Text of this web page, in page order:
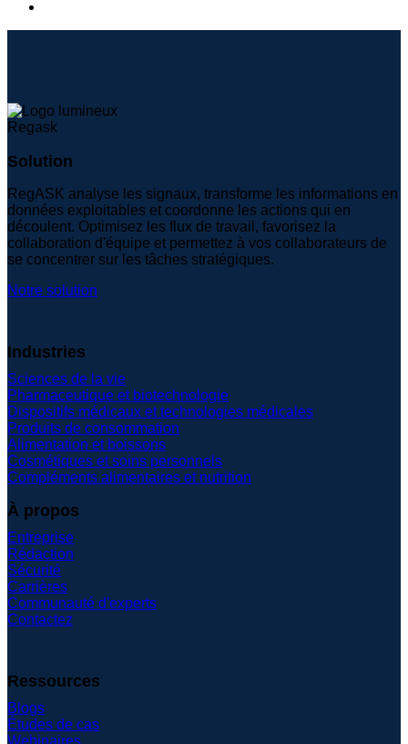
Solution
RegASK analyse les signaux, transforme les informations en
données exploitables et coordonne les actions qui en
découlent. Optimisez les flux de travail, favorisez la
collaboration d'équipe et permettez à vos collaborateurs de
se concentrer sur les tâches stratégiques.
Notre solution
Industries
Sciences de la vie
Pharmaceutique et biotechnologie
Dispositifs médicaux et technologies médicales
Produits de consommation
Alimentation et boissons
Cosmétiques et soins personnels
Compléments alimentaires et nutrition
À propos
Entreprise
Rédaction
Sécurité
Carrières
Communauté d'experts
Contactez
Ressources
Blogs
Études de cas
Webinaires